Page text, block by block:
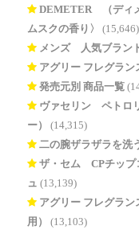
DEMETER®（ディ
ムスクの香り〉
(15,646)
メンズ 人気ブラン
アグリー フレグラ
発売元別 商品一覧
ヴァセリン ペトロ
ー）
(14,315)
二の腕ザラザラを洗
ザ・セム CPチップ
ュ (13,139)
アグリー フレグラ
用）
(13,103)